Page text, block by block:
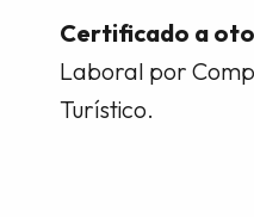
Certificado a
Laboral por
Turístico.